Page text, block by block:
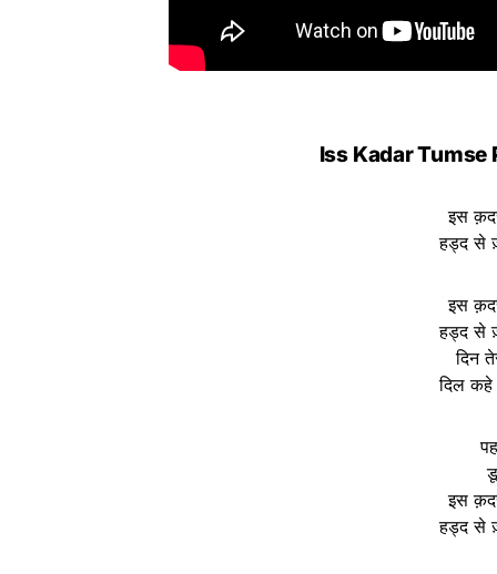
Iss Kadar Tumse
इस
हड्द से
इस
हड्द से
दिन
दिल
इस
हड्द से